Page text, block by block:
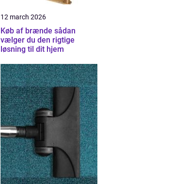
12 march 2026
Køb af brænde sådan
vælger du den rigtige
løsning til dit hjem